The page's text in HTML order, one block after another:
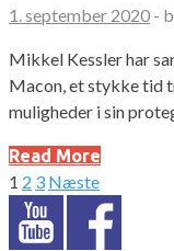
1. september 2020 -
Mikkel Kessler har
Macon, et stykke tid
muligheder i sin
Read More
1 2 3 Næste